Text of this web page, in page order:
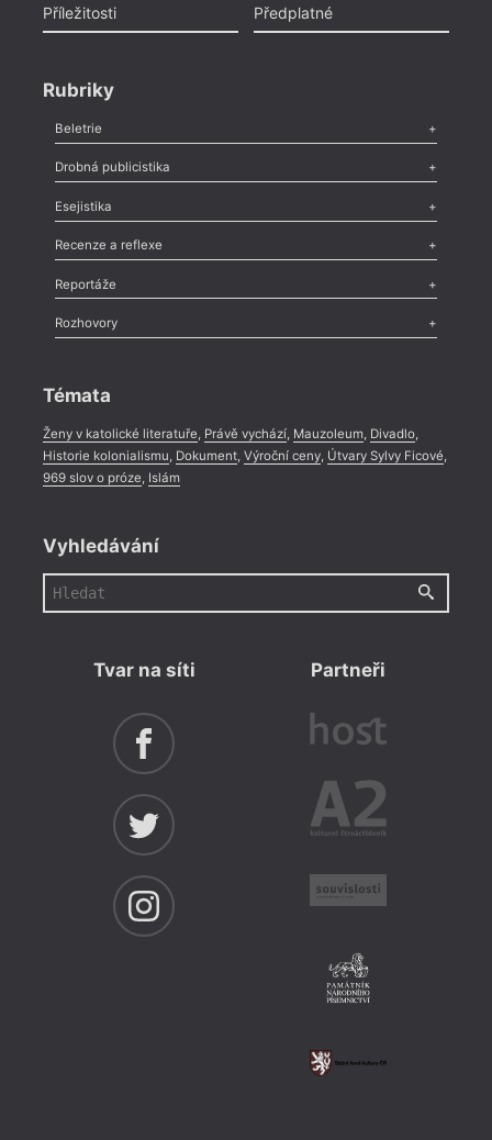
Příležitosti
Předplatné
Rubriky
Beletrie
Poezie,Próza,Dokumenty
Drobná publicistika
Odlesk
Nekrolog,Glosa,Sloupek,Pozvánka,Literární soutěž,
Esejistika
Esej , Pádlo,Úvaha
Recenze a reflexe
Recenze
Méně slov o próze,Celá rubrika
Reportáže
Literární zítřky
Celá rubrika
Rozhovory
Témata
Ženy v katolické literatuře, Právě vychází, Mauzoleum, Divadlo,
Historie kolonialismu, Dokument, Výroční ceny, Útvary Sylvy Ficové,
969 slov o próze, Islám
Vyhledávání
Tvar na síti Partneři